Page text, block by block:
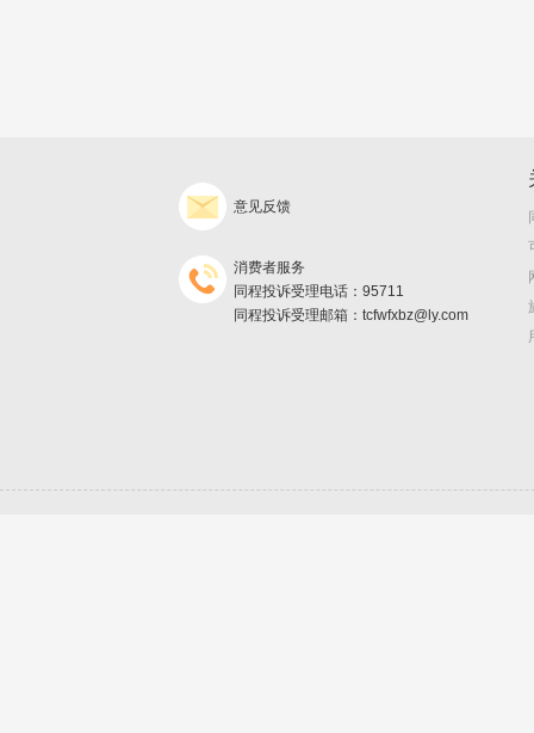
意见反馈
消费者服务
同程投诉受理电话：95711
同程投诉受理邮箱：tcfwfxbz@ly.com